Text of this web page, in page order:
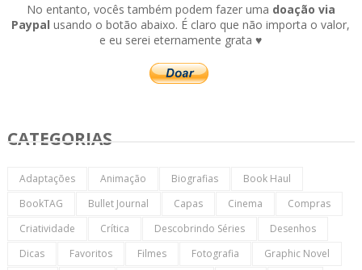
No entanto, vocês também podem fazer uma doação via
Paypal usando o botão abaixo. É claro que não importa o valor,
e eu serei eternamente grata ♥
CATEGORIAS
Adaptações Animação Biografias
Book Haul
BookTAG
Bullet Journal Capas Cinema
Compras
Criatividade
Crítica Descobrindo Séries
Desenhos
Dicas
Favoritos Filmes Fotografia
Graphic Novel